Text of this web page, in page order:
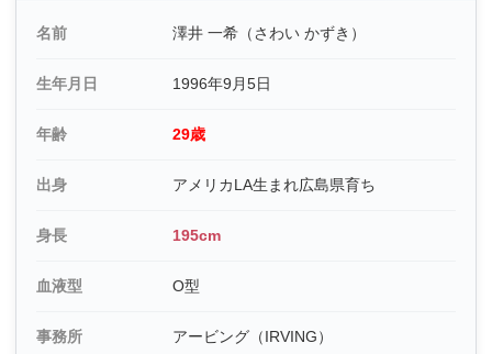
名前 澤井 一希（さわい かずき）
生年月日 1996年9月5日
年齢 29歳
出身 アメリカLA生まれ広島県育ち
身長 195cm
血液型 O型
事務所 アービング（IRVING）